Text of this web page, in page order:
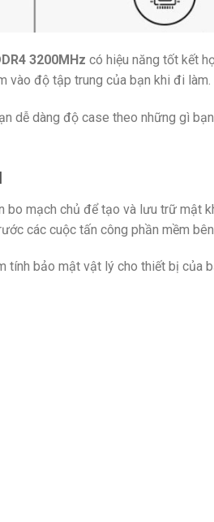
3200MHz có hiệu năng tốt kết
vào độ tập trung của bạn khi đi làm.
dễ dàng độ case theo những gì
mạch chủ để tạo và lưu trữ mật
các cuộc tấn công phần mềm bên
tính bảo mật vật lý cho thiết bị của